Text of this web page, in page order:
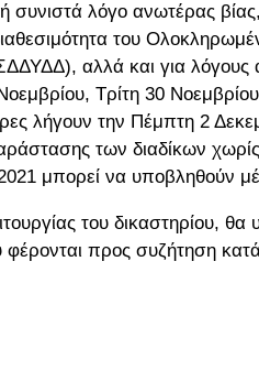
συνιστά λόγο ανωτέρας
του
αλλά και για λόγους
Τρίτη 30
λήγουν την Πέμπτη 2
των διαδίκων
μπορεί να υποβληθούν
του δικαστηρίου,
προς συζήτηση